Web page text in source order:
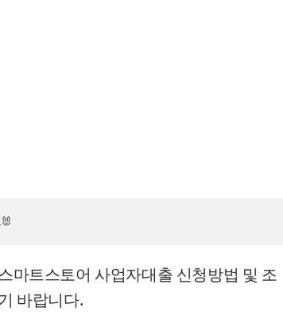
마트스토어 사업자대출 신청방법 및 조
바랍니다.